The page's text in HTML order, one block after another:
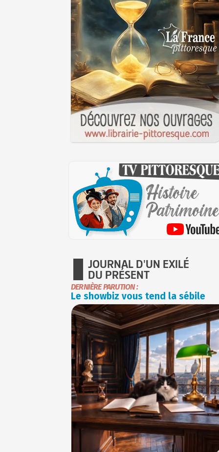
JOURNAL D'UN EXILÉ
DU PRÉSENT
DERNIÈRE PARUTION :
Le showbiz vous tend la sébile